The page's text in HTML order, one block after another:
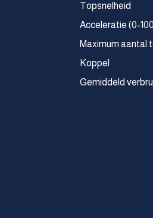
Topsnelheid
Acceleratie (0-
Maximum aantal
Koppel
Gemiddeld